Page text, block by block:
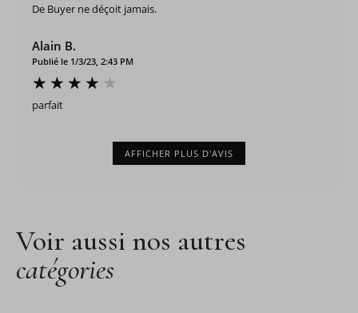
De Buyer ne déçoit jamais.
Alain B.
Publié le 1/3/23, 2:43 PM
parfait
AFFICHER PLUS D'AVIS
Voir aussi nos autres
catégories